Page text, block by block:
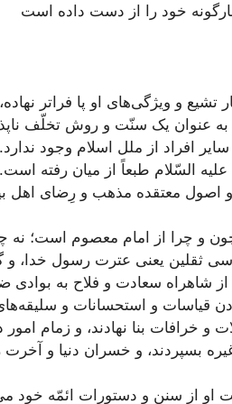
خود را از دست داده است
و ویژگی‌های او پا فراتر
عنوان یک سنّت و روش تخلّف
افراد از ملل اسلام وجود
السّلام طبعاً از میان رفته
اصول معتقده مذهب و رِضای اهل
و چرا از امام معصوم است؛
ثقلین یعنی عترت رسول خدا، و
شاهراه سعادت و فلاح به بوادی
قیاسات و استحسانات و
خرافات بنا نهادند، و زمام امور
بسپردند، و خسران دنیا و آخرت
او از سنن و دستورات ائمّه خود